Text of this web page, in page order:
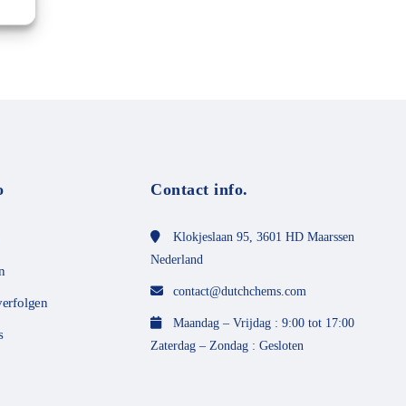
Contact info.
Klokjeslaan 95, 3601 HD Maarssen
Nederland
contact@dutchchems.com
Maandag – Vrijdag : 9:00 tot 17:00
Zaterdag – Zondag : Gesloten